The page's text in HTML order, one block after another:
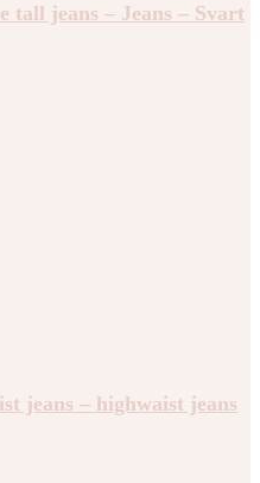
tall jeans – Jeans – Svart
jeans – highwaist jeans